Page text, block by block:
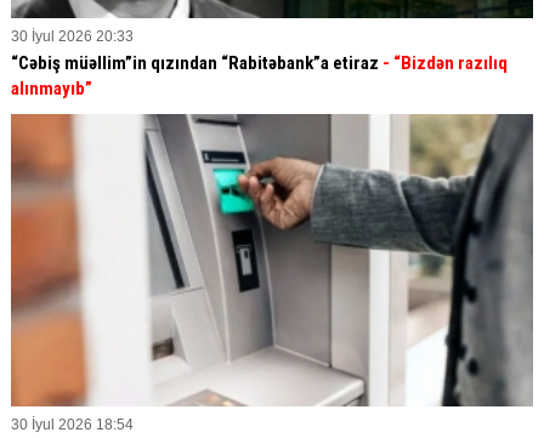
30 İyul 2026 20:33
“Cəbiş müəllim”in qızından “Rabitəbank”a etiraz - “Bizdən razılıq
alınmayıb”
30 İyul 2026 18:54